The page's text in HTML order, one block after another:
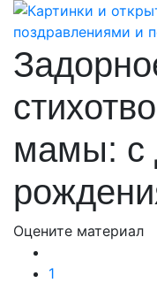
мамы: с
Оцените материал
1